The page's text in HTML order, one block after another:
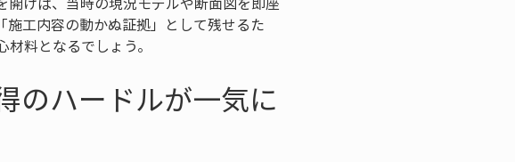
工内容の動かぬ証拠」として残せるた
料となるでしょう。
のハードルが一気に